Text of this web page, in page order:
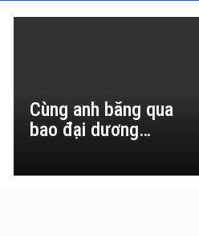
Cùng anh băng qua
bao đại dương…